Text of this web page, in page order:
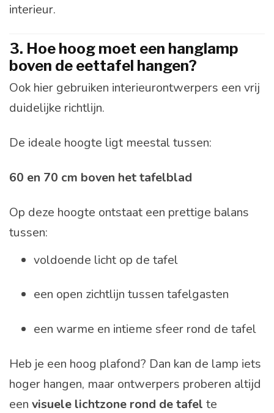
interieur.
3. Hoe hoog moet een hanglamp
boven de eettafel hangen?
Ook hier gebruiken interieurontwerpers een vrij
duidelijke richtlijn.
De ideale hoogte ligt meestal tussen:
60 en 70 cm boven het tafelblad
Op deze hoogte ontstaat een prettige balans
tussen:
voldoende licht op de tafel
een open zichtlijn tussen tafelgasten
een warme en intieme sfeer rond de tafel
Heb je een hoog plafond? Dan kan de lamp iets
hoger hangen, maar ontwerpers proberen altijd
een visuele lichtzone rond de tafel te